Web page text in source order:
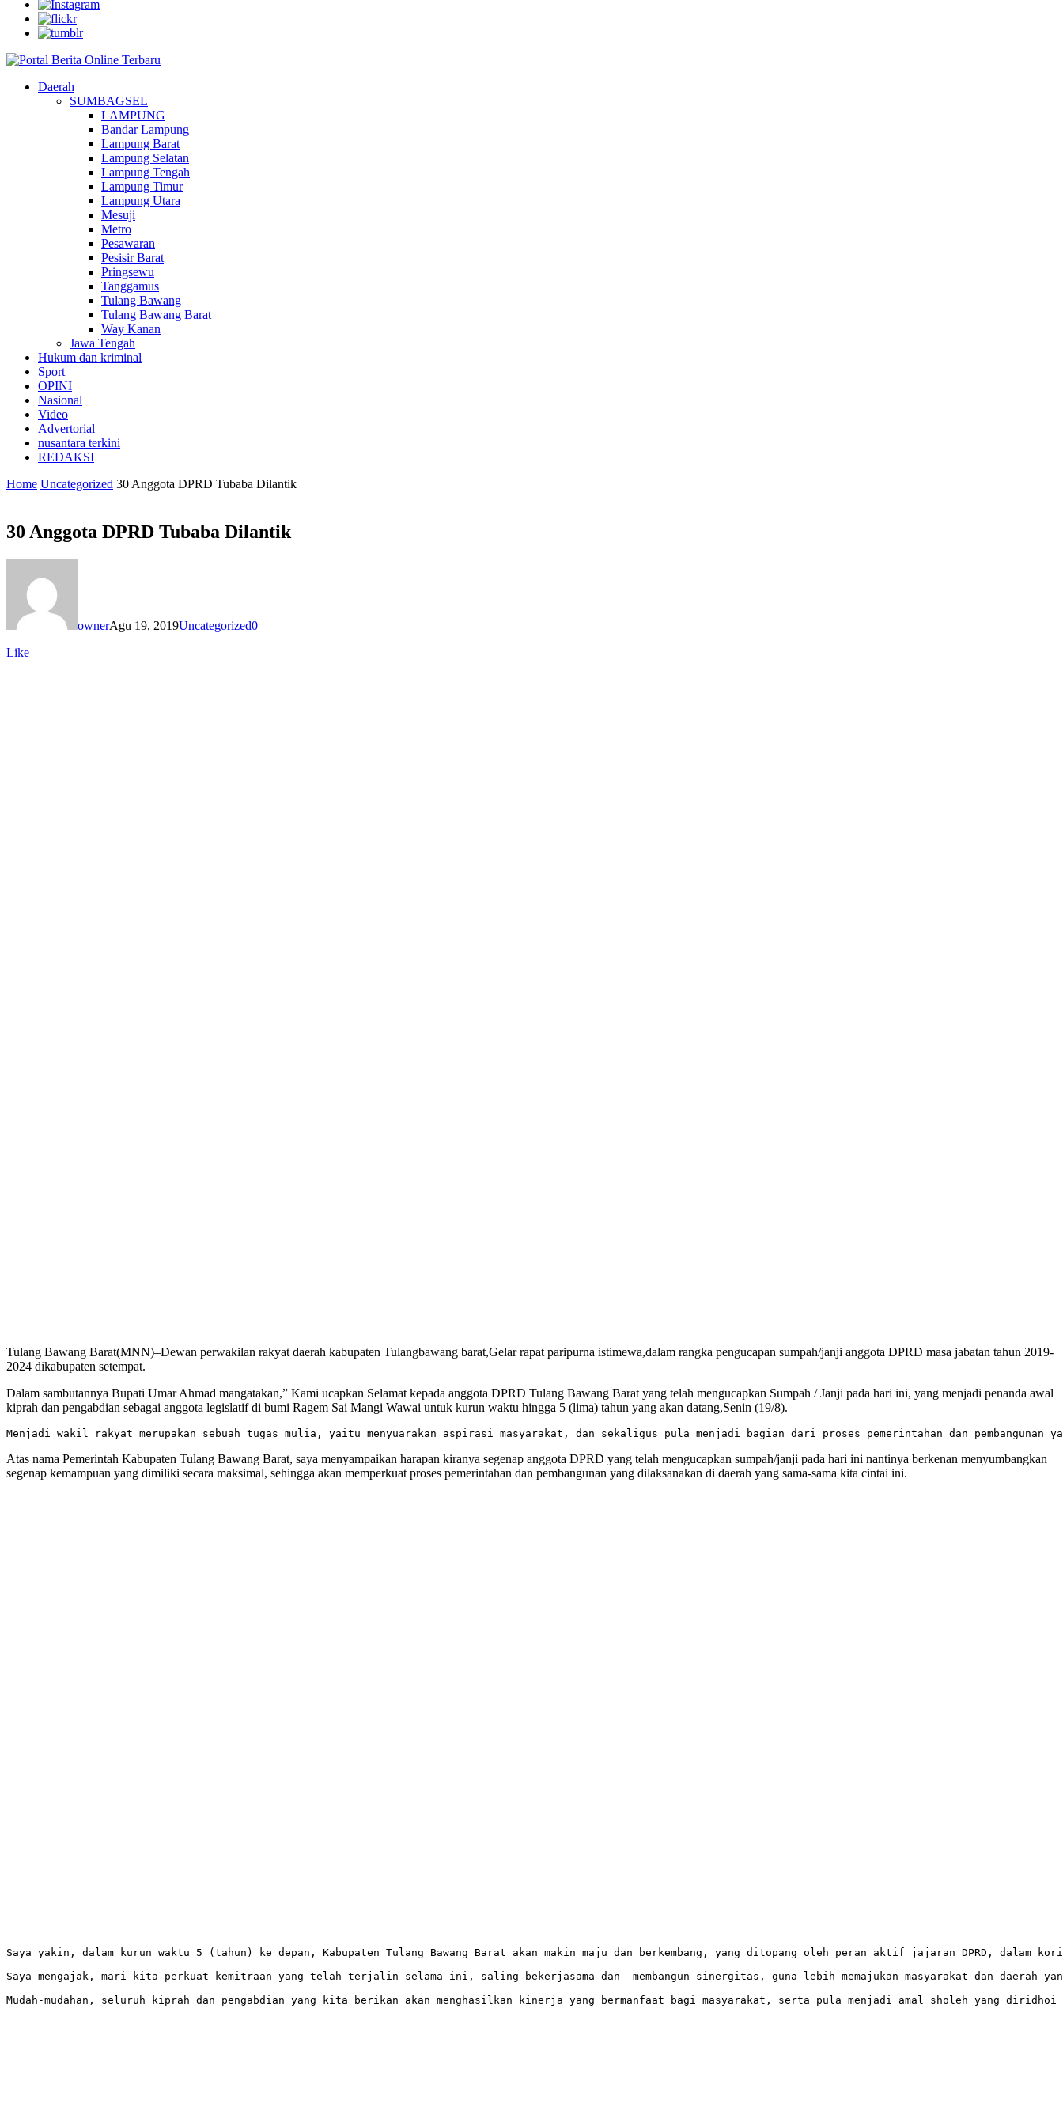
Daerah
SUMBAGSEL
LAMPUNG
Bandar Lampung
Lampung Barat
Lampung Selatan
Lampung Tengah
Lampung Timur
Lampung Utara
Mesuji
Metro
Pesawaran
Pesisir Barat
Pringsewu
Tanggamus
Tulang Bawang
Tulang Bawang Barat
Way Kanan
Jawa Tengah
Hukum dan kriminal
Sport
OPINI
Nasional
Video
Advertorial
nusantara terkini
REDAKSI
Home Uncategorized 30 Anggota DPRD Tubaba Dilantik
30 Anggota DPRD Tubaba Dilantik
ownerAgu 19, 2019Uncategorized0
Like
Tulang Bawang Barat(MNN)–Dewan perwakilan rakyat daerah kabupaten Tulangbawang barat,Gelar rapat paripurna istimewa,dalam rangka pengucapan sumpah/janji anggota DPRD masa jabatan tahun 2019-
2024 dikabupaten setempat.
Dalam sambutannya Bupati Umar Ahmad mangatakan,” Kami ucapkan Selamat kepada anggota DPRD Tulang Bawang Barat yang telah mengucapkan Sumpah / Janji pada hari ini, yang menjadi penanda awal
kiprah dan pengabdian sebagai anggota legislatif di bumi Ragem Sai Mangi Wawai untuk kurun waktu hingga 5 (lima) tahun yang akan datang,Senin (19/8).
Menjadi wakil rakyat merupakan sebuah tugas mulia, yaitu menyuarakan aspirasi masyarakat, dan sekaligus pula menjadi bagian dari proses pemerintahan dan pembangunan
Atas nama Pemerintah Kabupaten Tulang Bawang Barat, saya menyampaikan harapan kiranya segenap anggota DPRD yang telah mengucapkan sumpah/janji pada hari ini nantinya berkenan menyumbangkan
segenap kemampuan yang dimiliki secara maksimal, sehingga akan memperkuat proses pemerintahan dan pembangunan yang dilaksanakan di daerah yang sama-sama kita cintai ini.
Saya yakin, dalam kurun waktu 5 (tahun) ke depan, Kabupaten Tulang Bawang Barat akan makin maju dan berkembang, yang ditopang oleh peran aktif jajaran DPRD, dalam
Saya mengajak, mari kita perkuat kemitraan yang telah terjalin selama ini, saling bekerjasama dan  membangun sinergitas, guna lebih memajukan masyarakat dan daerah
Mudah-mudahan, seluruh kiprah dan pengabdian yang kita berikan akan menghasilkan kinerja yang bermanfaat bagi masyarakat, serta pula menjadi amal sholeh yang